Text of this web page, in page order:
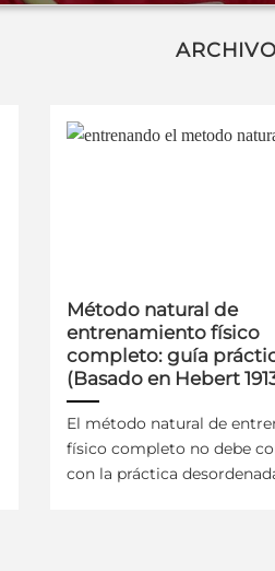
Método natural de
entrenamiento físico
completo: guía
(Basado en Hebert
El método natural de
físico completo no debe
con la práctica